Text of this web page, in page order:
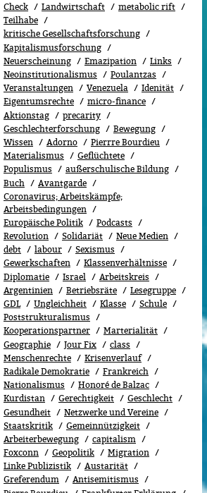
Check
Landwirtschaft
metabolic rift
Teilhabe
kritische Gesellschaftsforschung
Kapitalismusforschung
Neuerscheinung
Emazipation
Links
Neoinstitutionalismus
Poulantzas
Veranstaltungen
Venezuela
Idenität
Eigentumsrechte
micro-finance
Aktionstag
precarity
Geschlechterforschung
Bewe­gung
Wissen
Adorno
Pierrre Bourdieu
Materialismus
Geflüchtete
Populismus
außerschulische Bildung
Buch
Avantgarde
Coronavirus; Arbeitskämpfe;
Arbeitsbedingungen
Europäische Politik
Podcasts
Revolution
Solidariät
Neue Medien
debt
labour
Sexismus
Gewerk­schaf­ten
Klassenverhältnisse
Diplomatie
Israel
Arbeitskreis
Argentinien
Betriebsräte
Lesegruppe
GDL
Ungleichheit Klasse
Schule
Poststrukturalismus
Kooperationspartner
Marterialität
Geographie
Jour Fix
class
Menschenrechte
Kri­sen­ver­lauf
Radikale Demokratie
Frankreich
Nationalismus
Honoré de Balzac
Kurdistan
Gerechtigkeit
Geschlecht
Gesundheit
Netzwerke und Vereine
Staatskritik
Gemeinnützigkeit
Arbeiterbewegung
capitalism
Foxconn
Geopolitik
Migra­tion
Linke Publizistik
Austarität
Greferendum
Antisemitismus